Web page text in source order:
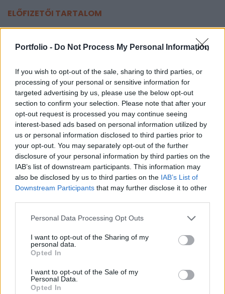
Portfolio - Do Not Process My Personal Information
If you wish to opt-out of the sale, sharing to third parties, or
processing of your personal or sensitive information for
targeted advertising by us, please use the below opt-out
section to confirm your selection. Please note that after your
opt-out request is processed you may continue seeing
interest-based ads based on personal information utilized by
us or personal information disclosed to third parties prior to
your opt-out. You may separately opt-out of the further
disclosure of your personal information by third parties on the
IAB’s list of downstream participants. This information may
also be disclosed by us to third parties on the IAB’s List of
Downstream Participants that may further disclose it to other
Personal Data Processing Opt Outs
I want to opt-out of the Sharing of my
personal data.
Opted In
I want to opt-out of the Sale of my
Personal Data.
Opted In
ELŐFIZETŐI TARTALOM
Itt a terv, hogyan tudnának leválni
a németek az orosz gázról
2022. április 09. 09:25
A Német Gazdaságkutató Intézet (DIW)
tanulmánya szerint lehetséges Németország
számára az orosz földgázról való leválás,
legalábbis a jövő téltől kezdve, írja a Bild.
Energy Investment Forum 2026Az energiaszektor
csúcsvezetői egy helyen: stratégiai válaszok
versenyképességről, beruházásokról, szabályozásról és az
energetikai jövőjéről.Információ és jelentkezésA DIW azt
maximálisan kihasználják, és ezzel egyidejűleg a többi
földgázszállító országból történő ellátást a műszakilag...
KEDVES OLVASÓNK!